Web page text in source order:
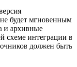
будет мгновенным
и архивные
схеме интеграции в
должен быть